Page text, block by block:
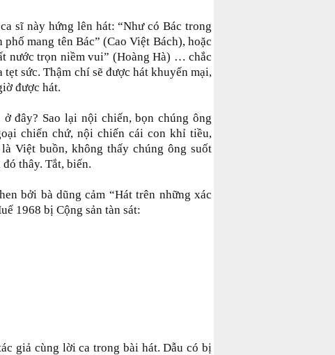
sĩ này hứng lên hát: “Như có Bác trong
mang tên Bác” (Cao Việt Bách), hoặc
nước trọn niềm vui” (Hoàng Hà) … chắc
sức. Thậm chí sẽ được hát khuyến mại,
được hát.
đây? Sao lại nội chiến, bọn chúng ông
chiến chứ, nội chiến cái con khỉ tiều,
Việt buồn, không thấy chúng ông suốt
thây. Tắt, biến.
bởi bà dũng cảm “Hát trên những xác
1968 bị Cộng sản tàn sát:
giả cùng lời ca trong bài hát. Dẫu có bị